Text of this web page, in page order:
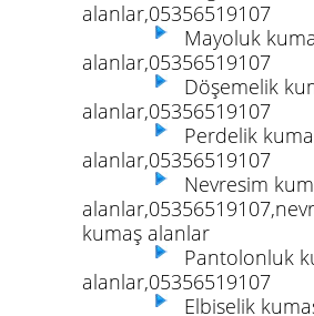
alanlar,05356519107
Mayoluk
alanlar,05356519107
Döşemelik
alanlar,05356519107
Perdelik
alanlar,05356519107
Nevresim
kumaş alanlar
Pantolonluk
alanlar,05356519107
Elbiselik